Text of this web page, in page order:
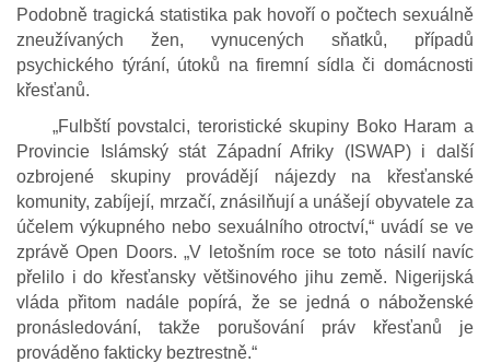
Podobně tragická statistika pak hovoří o počtech sexuálně
zneužívaných žen, vynucených sňatků, případů
psychického týrání, útoků na firemní sídla či domácnosti
křesťanů.
„Fulbští povstalci, teroristické skupiny Boko Haram a
Provincie Islámský stát Západní Afriky (ISWAP) i další
ozbrojené skupiny provádějí nájezdy na křesťanské
komunity, zabíjejí, mrzačí, znásilňují a unášejí obyvatele za
účelem výkupného nebo sexuálního otroctví,“ uvádí se ve
zprávě Open Doors. „V letošním roce se toto násilí navíc
přelilo i do křesťansky většinového jihu země. Nigerijská
vláda přitom nadále popírá, že se jedná o náboženské
pronásledování, takže porušování práv křesťanů je
prováděno fakticky beztrestně.“